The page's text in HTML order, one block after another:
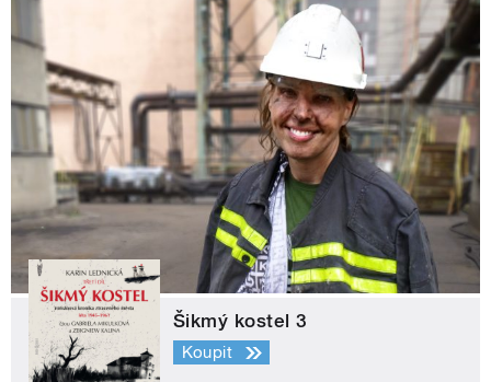
Šikmý kostel 3
Koupit